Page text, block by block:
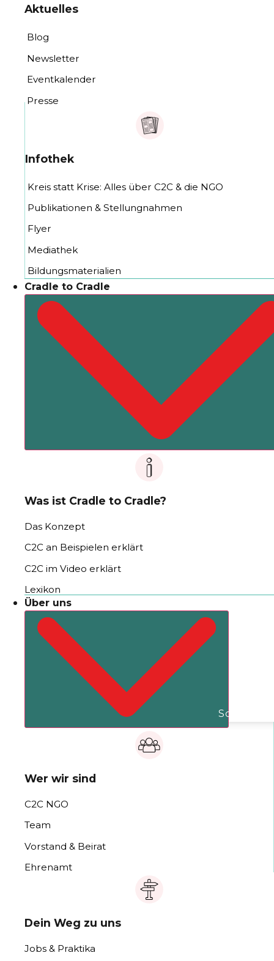
Aktuelles
Blog
Newsletter
Eventkalender
Presse
Infothek
Kreis statt Krise: Alles über C2C & die NGO
Publikationen & Stellungnahmen
Flyer
Mediathek
Bildungsmaterialien
Cradle to Cradle
Was ist Cradle to Cradle?
Das Konzept
C2C an Beispielen erklärt
C2C im Video erklärt
Lexikon
Über uns
Schließe
Wer wir sind
C2C NGO
Team
Vorstand & Beirat
Ehrenamt
Dein Weg zu uns
Jobs & Praktika